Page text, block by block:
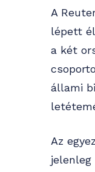
A
lépett
a két
állami
Az